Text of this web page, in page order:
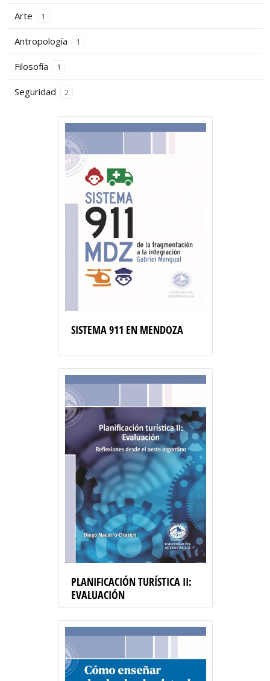
SISTEMA 911 EN MENDOZA
PLANIFICACIÓN TURÍSTICA II:
EVALUACIÓN
Arte 1
Antropología 1
Filosofía 1
Seguridad 2